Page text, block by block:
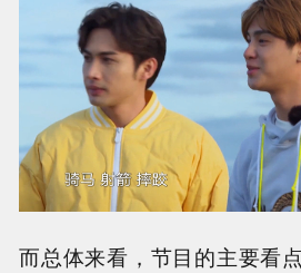
而总体来看，节目的主要看